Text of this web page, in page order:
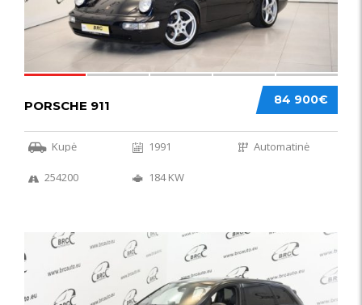
84 900€
PORSCHE 911
Kupė 1991 Automatinė
254200 184 KW
56